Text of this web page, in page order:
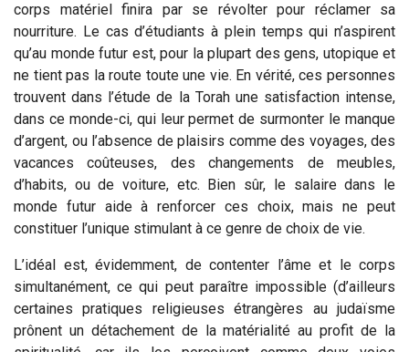
corps matériel finira par se révolter pour réclamer sa
nourriture. Le cas d’étudiants à plein temps qui n’aspirent
qu’au monde futur est, pour la plupart des gens, utopique et
ne tient pas la route toute une vie. En vérité, ces personnes
trouvent dans l’étude de la Torah une satisfaction intense,
dans ce monde-ci, qui leur permet de surmonter le manque
d’argent, ou l’absence de plaisirs comme des voyages, des
vacances coûteuses, des changements de meubles,
d’habits, ou de voiture, etc. Bien sûr, le salaire dans le
monde futur aide à renforcer ces choix, mais ne peut
constituer l’unique stimulant à ce genre de choix de vie.
L’idéal est, évidemment, de contenter l’âme et le corps
simultanément, ce qui peut paraître impossible (d’ailleurs
certaines pratiques religieuses étrangères au judaïsme
prônent un détachement de la matérialité au profit de la